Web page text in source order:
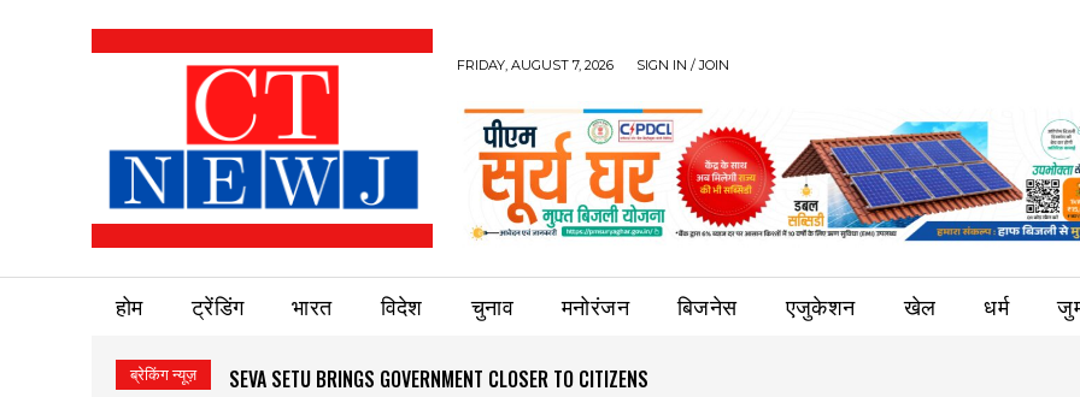
FRIDAY, AUGUST 7, 2026 SIGN IN / JOIN
होम ट्रेंडिंग भारत विदेश चुनाव मनोरंजन बिजनेस एजुकेशन खेल धर्म
ब्रेकिंग न्यूज़ SEVA SETU BRINGS GOVERNMENT CLOSER TO CITIZENS
GWALIOR’S TELECOM ZONE CAN REDEFINE INDUSTRIAL MADHYA PRADESH